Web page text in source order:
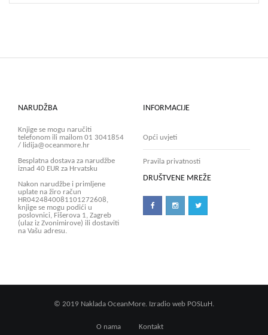
NARUDŽBA
Knjige se mogu naručiti
telefonom ili mailom 01 3041854
/ lidija@oceanmore.hr
Besplatna dostava za narudžbe
iznad 40 EUR za Hrvatsku
Nakon narudžbe i primljene
uplate na žiro račun
HR0424840081101272608,
knjige se mogu podići u
poslovnici, Fišerova 1, Zagreb
(ulaz iz Zvonimirove) ili dostaviti
na Vašu adresu.
INFORMACIJE
Opći uvjeti
Pravila privatnosti
DRUŠTVENE MREŽE
© 2019 Naklada OceanMore. Izradio web POSLuH.
O nama Kontakt